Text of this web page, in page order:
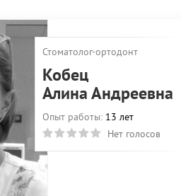
Стоматолог-ортодонт
Кобец
Алина Андреевна
Опыт работы: 13 лет
Нет голосов